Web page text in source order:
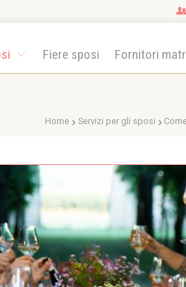
Fiere sposi Fornitori
Home Servizi per gli sposi